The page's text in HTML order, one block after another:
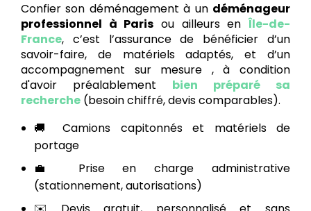
Confier son déménagement à un déménageur
professionnel à Paris ou ailleurs enÎle-de-
France, c’est l’assurance de bénéficier d’un
savoir-faire, de matériels adaptés, et d’un
accompagnement sur mesure , à condition
d'avoir préalablement bien préparé sa
recherche (besoin chiffré, devis comparables).
🚚 Camions capitonnés et matériels de
portage
💼 Prise en charge administrative
(stationnement, autorisations)